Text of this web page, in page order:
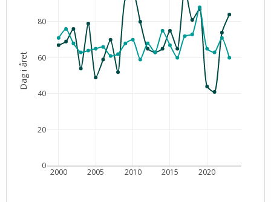
2000 2005 2010 2015 2020
0
20
40
60
80
Dag i året